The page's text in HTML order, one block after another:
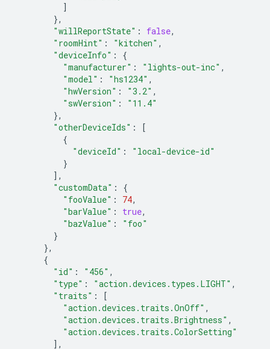
]
},
"willReportState" : false,
"roomHint" : "kitchen" ,
"deviceInfo" :
{
"manufacturer" : "lights-out-inc" ,
"model" : "hs1234" ,
"hwVersion" : "3.2" ,
"swVersion" :
"11.4"
},
"otherDeviceIds" :
[
{
"deviceId" :
"local-device-id"
}
],
"customData" :
{
"fooValue" : 74,
"barValue" : true,
"bazValue" :
"foo"
}
},
{
"id" : "456" ,
"type" : "action.devices.types.LIGHT" ,
"traits" :
[
"action.devices.traits.OnOff" ,
"action.devices.traits.Brightness" ,
"action.devices.traits.ColorSetting"
],